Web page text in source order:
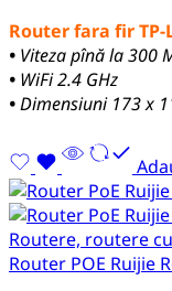
Router fara fir TP-
• Viteza pînă la 300
• WiFi 2.4 GHz
•Dimensiuni 173 x
Routere, routere cu
Router POE Ruijie